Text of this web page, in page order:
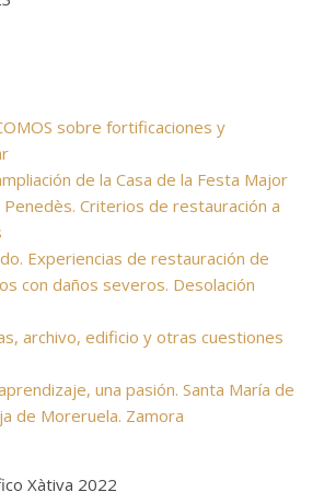
sobre fortificaciones y
de la Casa de la Festa Major
Penedès. Criterios de restauración a
Experiencias de restauración de
con daños severos. Desolación
archivo, edificio y otras cuestiones
una pasión. Santa María de
de Moreruela. Zamora
Xàtiva 2022